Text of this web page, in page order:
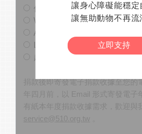
讓身心障礙能穩定
讓無助動物不再流
立即支持
信用卡付款
WebATM
ATM 轉帳
LINE Pay
超商條碼繳費
捐款後即寄發電子捐款收據至您的
年四月前，以 Email 形式寄發電子
有紙本年度捐款收據需求，歡迎與
service@510.org.tw